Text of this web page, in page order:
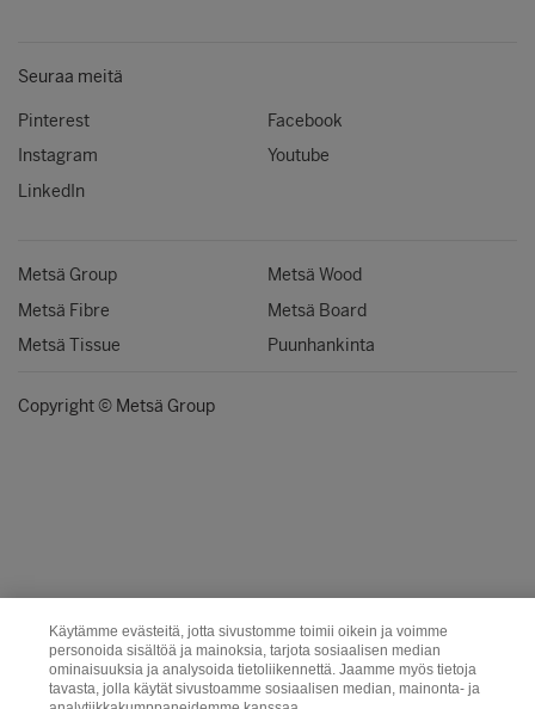
Seuraa meitä
Pinterest
Facebook
Instagram
Youtube
LinkedIn
Metsä Group
Metsä Wood
Metsä Fibre
Metsä Board
Metsä Tissue
Puunhankinta
Copyright © Metsä Group
Käytämme evästeitä, jotta sivustomme toimii oikein ja voimme
personoida sisältöä ja mainoksia, tarjota sosiaalisen median
ominaisuuksia ja analysoida tietoliikennettä. Jaamme myös tietoja
tavasta, jolla käytät sivustoamme sosiaalisen median, mainonta- ja